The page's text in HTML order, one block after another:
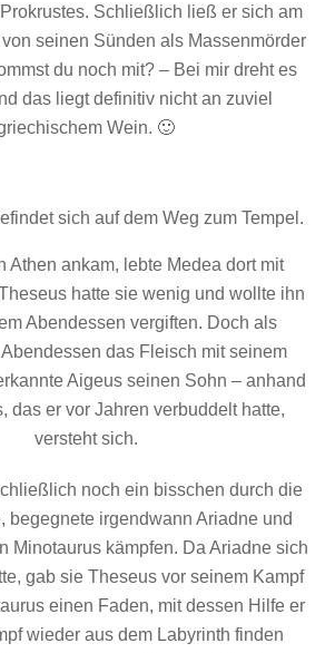
Schließlich ließ er sich am
seinen Sünden als Massenmörder
du noch mit? – Bei mir dreht es
das liegt definitiv nicht an zuviel
Wein. 🙂
sich auf dem Weg zum Tempel.
Athen ankam, lebte Medea dort mit
hatte sie wenig und wollte ihn
Abendessen vergiften. Doch als
das Fleisch mit seinem
Aigeus seinen Sohn – anhand
das er vor Jahren verbuddelt hatte,
versteht sich.
noch ein bisschen durch die
begegnete irgendwann Ariadne und
Minotaurus kämpfen. Da Ariadne sich
gab sie Theseus vor seinem Kampf
einen Faden, mit dessen Hilfe er
wieder aus dem Labyrinth finden